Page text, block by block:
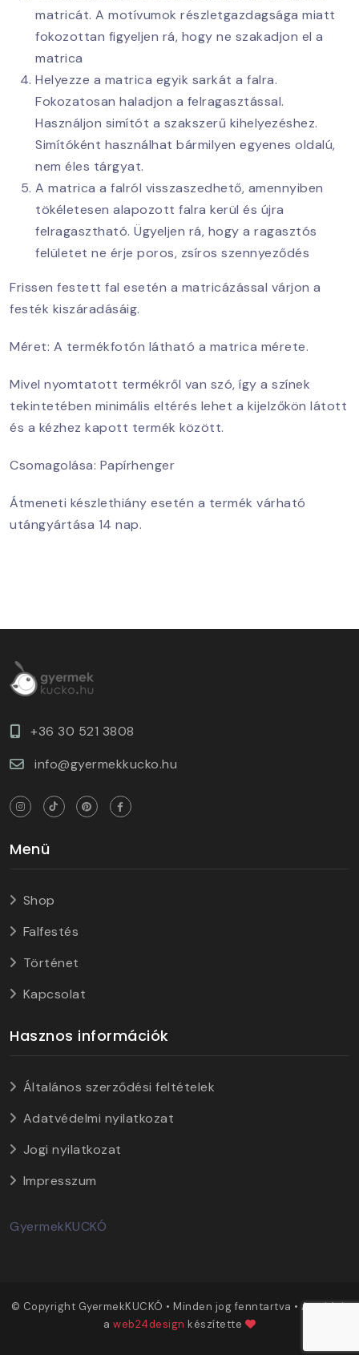
matricát. A motívumok részletgazdagsága miatt
fokozottan figyeljen rá, hogy ne szakadjon el a
matrica
Helyezze a matrica egyik sarkát a falra.
Fokozatosan haladjon a felragasztással.
Használjon simítót a szakszerű kihelyezéshez.
Simítóként használhat bármilyen egyenes oldalú,
nem éles tárgyat.
A matrica a falról visszaszedhető, amennyiben
tökéletesen alapozott falra kerül és újra
felragasztható. Ügyeljen rá, hogy a ragasztós
felületet ne érje poros, zsíros szennyeződés
Frissen festett fal esetén a matricázással várjon a
festék kiszáradásáig.
Méret: A termékfotón látható a matrica mérete.
Mivel nyomtatott termékről van szó, így a színek
tekintetében minimális eltérés lehet a kijelzőkön látott
és a kézhez kapott termék között.
Csomagolása: Papírhenger
Átmeneti készlethiány esetén a termék várható
utángyártása 14 nap.
+36 30 521 3808
info@gyermekkucko.hu
Menü
Shop
Falfestés
Történet
Kapcsolat
Hasznos információk
Általános szerződési feltételek
Adatvédelmi nyilatkozat
Jogi nyilatkozat
Impresszum
GyermekKUCKÓ
© Copyright GyermekKUCKÓ • Minden jog fenntartva • Az oldalt
a web24design készítette